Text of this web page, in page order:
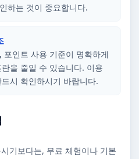
하는 것이 중요합니다.
인트 사용 기준이 명확하게
을 줄일 수 있습니다. 이용
시 확인하시기 바랍니다.
기보다는, 무료 체험이나 기본